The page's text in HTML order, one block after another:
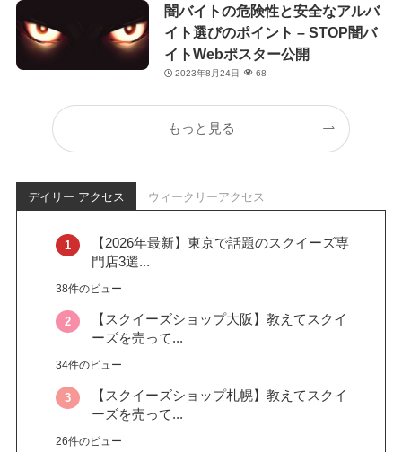
闇バイトの危険性と安全なアルバ
イト選びのポイント – STOP闇バ
イトWebポスター公開
2023年8月24日 68
もっと見る
デイリー アクセス ウィークリーアクセス
【2026年最新】東京で話題のスクイーズ専
門店3選...
38件のビュー
【スクイーズショップ大阪】教えてスクイ
ーズを売って...
34件のビュー
【スクイーズショップ札幌】教えてスクイ
ーズを売って...
26件のビュー